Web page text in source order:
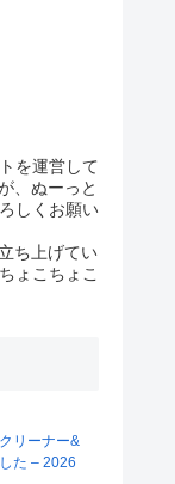
を運営して
、ぬーっと
しくお願い
ち上げてい
ょこちょこ
リーナー&
た – 2026